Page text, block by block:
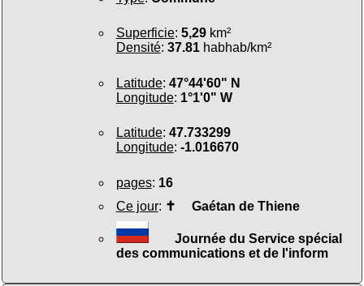
Superficie: 5,29km²
Densité: 37.81habhab/km²
Latitude: 47°44'60" N
Longitude: 1°1'0" W
Latitude: 47.733299
Longitude: -1.016670
pages: 16
Ce jour: ✝ Gaétan de Thiene
Journée du Service spécial
des communications et de l'inform